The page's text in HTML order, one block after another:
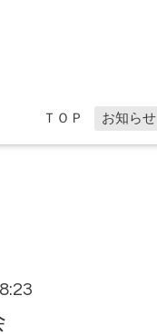
ＴＯＰ お知らせ